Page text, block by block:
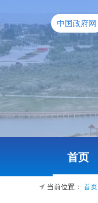
中国政府网
首页
当前位置： 首页